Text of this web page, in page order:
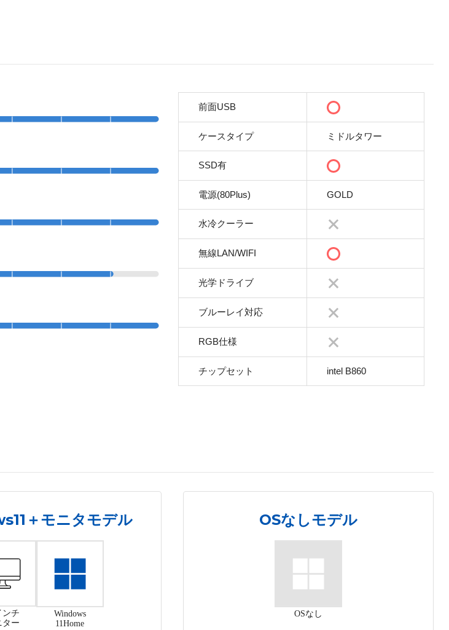
前面USB
ケースタイプ ミドルタワー
SSD有
電源(80Plus) GOLD
水冷クーラー
無線LAN/WIFI
光学ドライブ
ブルーレイ対応
RGB仕様
チップセット intel B860
＋モニタモデル
ンチ
ター
Windows
11Home
OSなしモデル
OSなし